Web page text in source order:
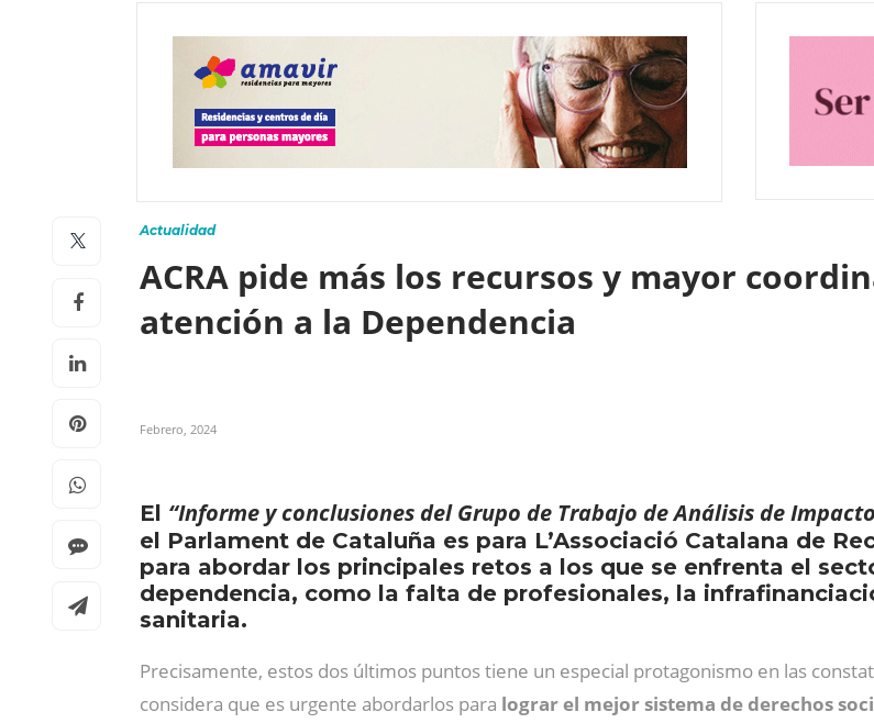
Actualidad
ACRA pide más los recursos y mayor
atención a la Dependencia
Febrero, 2024
El “Informe y conclusiones del Grupo de Trabajo de Análisis de
el Parlament de Cataluña es para L’Associació Catalana de
para abordar los principales retos a los que se enfrenta el
dependencia, como la falta de profesionales, la
sanitaria.
Precisamente, estos dos últimos puntos tiene un especial protagonismo en las
considera que es urgente abordarlos para lograr el mejor sistema de derechos